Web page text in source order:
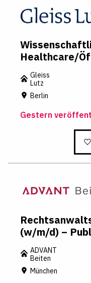
Healthcare/
Gleiss
Lutz
Berlin
Gestern
(w/m/d) –
ADVANT
Beiten
München